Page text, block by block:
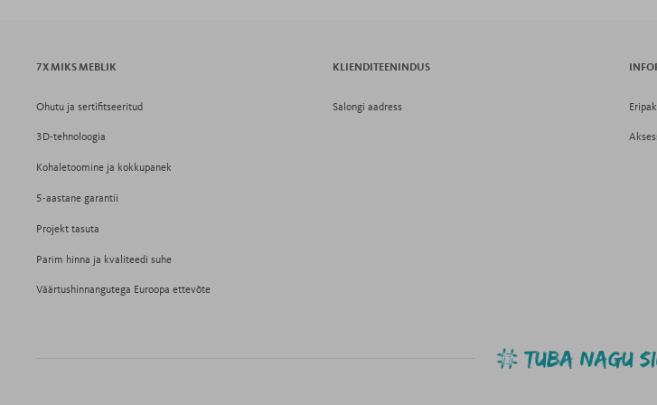
7X MIKS MEBLIK
Ohutu ja sertifitseeritud
3D-tehnoloogia
Kohaletoomine ja kokkupanek
5-aastane garantii
Projekt tasuta
Parim hinna ja kvaliteedi suhe
Väärtushinnangutega Euroopa ettevõte
KLIENDITEENINDUS
Salongi aadress
TUBA NAGU